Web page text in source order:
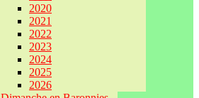
2020
2021
2022
2023
2024
2025
2026